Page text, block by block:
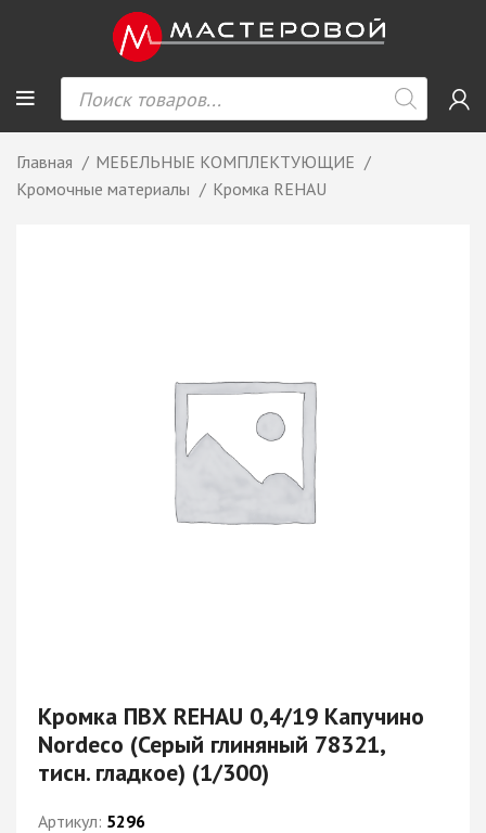
Главная
МЕБЕЛЬНЫЕ КОМПЛЕКТУЮЩИЕ
Кромочные материалы
Кромка REHAU
Кромка ПВХ REHAU 0,4/19 Капучино
Nordeco (Серый глиняный 78321,
тисн. гладкое) (1/300)
Артикул: 5296